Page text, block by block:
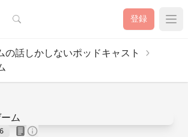
検索 登録
の話しかしないポッドキャスト